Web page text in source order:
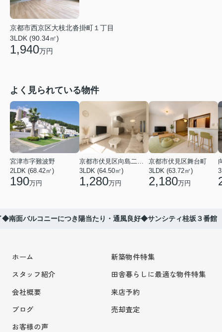
京都市西京区大枝北沓掛町１丁目
3LDK (90.34㎡)
1,940万円
よく見られている物件
宮津市字難波野
2LDK (68.42㎡)
190万円
3LDK (64.50㎡)
1,280万円
京都市伏見区舞台町
3LDK (63.72㎡)
2,180万円
南面バルコニーにつき陽当たり・通風良好◆サンシティ桂坂３番館
ホーム
スタッフ紹介
会社概要
ブログ
お客様の声
新築物件特集
田舎暮らしに最適な物件特集
来店予約
売却査定